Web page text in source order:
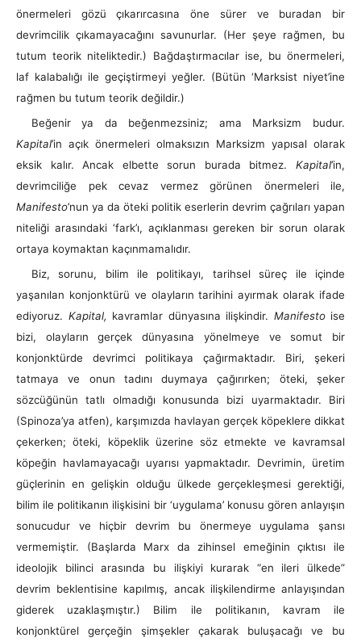
önermeleri gözü çıkarırcasına öne sürer ve buradan bir
devrimcilik çıkamayacağını savunurlar. (Her şeye rağmen, bu
tutum teorik niteliktedir.) Bağdaştırmacılar ise, bu önermeleri,
laf kalabalığı ile geçiştirmeyi yeğler. (Bütün ‘Marksist niyet’ine
rağmen bu tutum teorik değildir.)
Beğenir ya da beğenmezsiniz; ama Marksizm budur.
Kapital’in açık önermeleri olmaksızın Marksizm yapısal olarak
eksik kalır. Ancak elbette sorun burada bitmez. Kapital’in,
devrimciliğe pek cevaz vermez görünen önermeleri ile,
Manifesto’nun ya da öteki politik eserlerin devrim çağrıları yapan
niteliği arasındaki ‘fark’ı, açıklanması gereken bir sorun olarak
ortaya koymaktan kaçınmamalıdır.
Biz, sorunu, bilim ile politikayı, tarihsel süreç ile içinde
yaşanılan konjonktürü ve olayların tarihini ayırmak olarak ifade
ediyoruz. Kapital, kavramlar dünyasına ilişkindir. Manifestoise
bizi, olayların gerçek dünyasına yönelmeye ve somut bir
konjonktürde devrimci politikaya çağırmaktadır. Biri, şekeri
tatmaya ve onun tadını duymaya çağırırken; öteki, şeker
sözcüğünün tatlı olmadığı konusunda bizi uyarmaktadır. Biri
(Spinoza’ya atfen), karşımızda havlayan gerçek köpeklere dikkat
çekerken; öteki, köpeklik üzerine söz etmekte ve kavramsal
köpeğin havlamayacağı uyarısı yapmaktadır. Devrimin, üretim
güçlerinin en gelişkin olduğu ülkede gerçekleşmesi gerektiği,
bilim ile politikanın ilişkisini bir ‘uygulama’ konusu gören anlayışın
sonucudur ve hiçbir devrim bu önermeye uygulama şansı
vermemiştir. (Başlarda Marx da zihinsel emeğinin çıktısı ile
ideolojik bilinci arasında bu ilişkiyi kurarak “en ileri ülkede”
devrim beklentisine kapılmış, ancak ilişkilendirme anlayışından
giderek uzaklaşmıştır.) Bilim ile politikanın, kavram ile
konjonktürel gerçeğin şimşekler çakarak buluşacağı ve bu